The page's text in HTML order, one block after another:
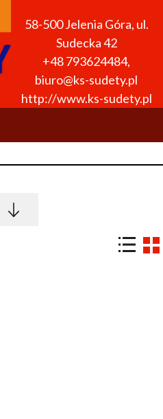
58-500 Jelenia Góra, ul.
Sudecka 42
+48 793624484,
biuro@ks-sudety.pl
http://www.ks-sudety.pl